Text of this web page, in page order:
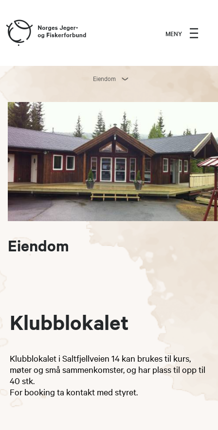
MENY
Eiendom
Eiendom
Klubblokalet
Klubblokalet i Saltfjellveien 14 kan brukes til kurs,
møter og små sammenkomster, og har plass til opp til
40 stk.
For booking ta kontakt med styret.